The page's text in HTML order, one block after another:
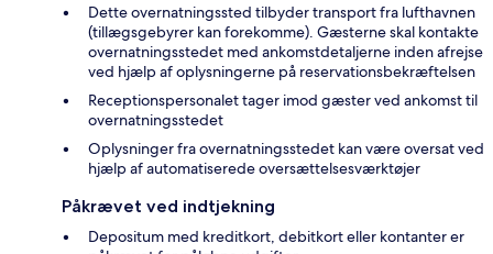
Dette overnatningssted tilbyder transport fra lufthavnen
(tillægsgebyrer kan forekomme). Gæsterne skal kontakte
overnatningsstedet med ankomstdetaljerne inden afrejse
ved hjælp af oplysningerne på reservationsbekræftelsen
Receptionspersonalet tager imod gæster ved ankomst til
overnatningsstedet
Oplysninger fra overnatningsstedet kan være oversat ved
hjælp af automatiserede oversættelsesværktøjer
Påkrævet ved indtjekning
Depositum med kreditkort, debitkort eller kontanter er